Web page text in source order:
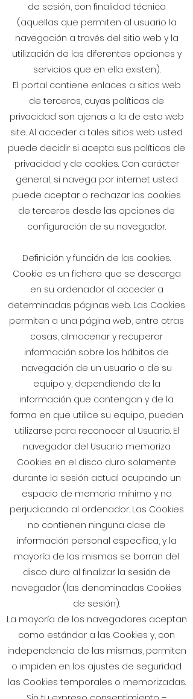
de sesión, con finalidad técnica
(aquellas que permiten al usuario la
navegación a través del sitio web y la
utilización de las diferentes opciones y
servicios que en ella existen).
El portal contiene enlaces a sitios web
de terceros, cuyas políticas de
privacidad son ajenas a la de esta web
site. Al acceder a tales sitios web usted
puede decidir si acepta sus políticas de
privacidad y de cookies. Con carácter
general, si navega por internet usted
puede aceptar o rechazar las cookies
de terceros desde las opciones de
configuración de su navegador.
Definición y función de las cookies.
Cookie es un fichero que se descarga
en su ordenador al acceder a
determinadas páginas web. Las Cookies
permiten a una página web, entre otras
cosas, almacenar y recuperar
información sobre los hábitos de
navegación de un usuario o de su
equipo y, dependiendo de la
información que contengan y de la
forma en que utilice su equipo, pueden
utilizarse para reconocer al Usuario. El
navegador del Usuario memoriza
Cookies en el disco duro solamente
durante la sesión actual ocupando un
espacio de memoria mínimo y no
perjudicando al ordenador. Las Cookies
no contienen ninguna clase de
información personal específica, y la
mayoría de las mismas se borran del
disco duro al finalizar la sesión de
navegador (las denominadas Cookies
de sesión).
La mayoría de los navegadores aceptan
como estándar a las Cookies y, con
independencia de las mismas, permiten
o impiden en los ajustes de seguridad
las Cookies temporales o memorizadas.